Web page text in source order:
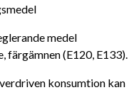
medel
färgämnen (E120, E133).
konsumtion kan